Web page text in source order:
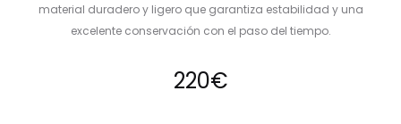
material duradero y ligero que garantiza estabilidad y una
excelente conservación con el paso del tiempo.
220€